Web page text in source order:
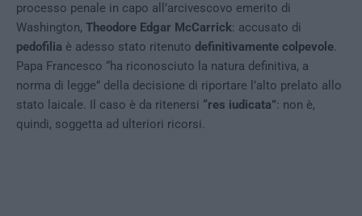
processo penale in capo all’arcivescovo emerito di
Washington, Theodore Edgar McCarrick: accusato di
pedofilia è adesso stato ritenuto definitivamente colpevole.
Papa Francesco “ha riconosciuto la natura definitiva, a
norma di legge” della decisione di riportare l’alto prelato allo
stato laicale. Il caso è da ritenersi “res iudicata”: non è,
quindi, soggetta ad ulteriori ricorsi.